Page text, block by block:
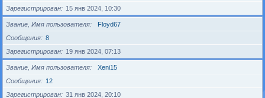
Зарегистрирован
15 янв 2024, 10:30
Звание, Имя пользователя
Floyd67
Сообщения
8
Зарегистрирован
19 янв 2024, 07:13
Звание, Имя пользователя
Xeni15
Сообщения
12
Зарегистрирован
31 янв 2024, 20:10